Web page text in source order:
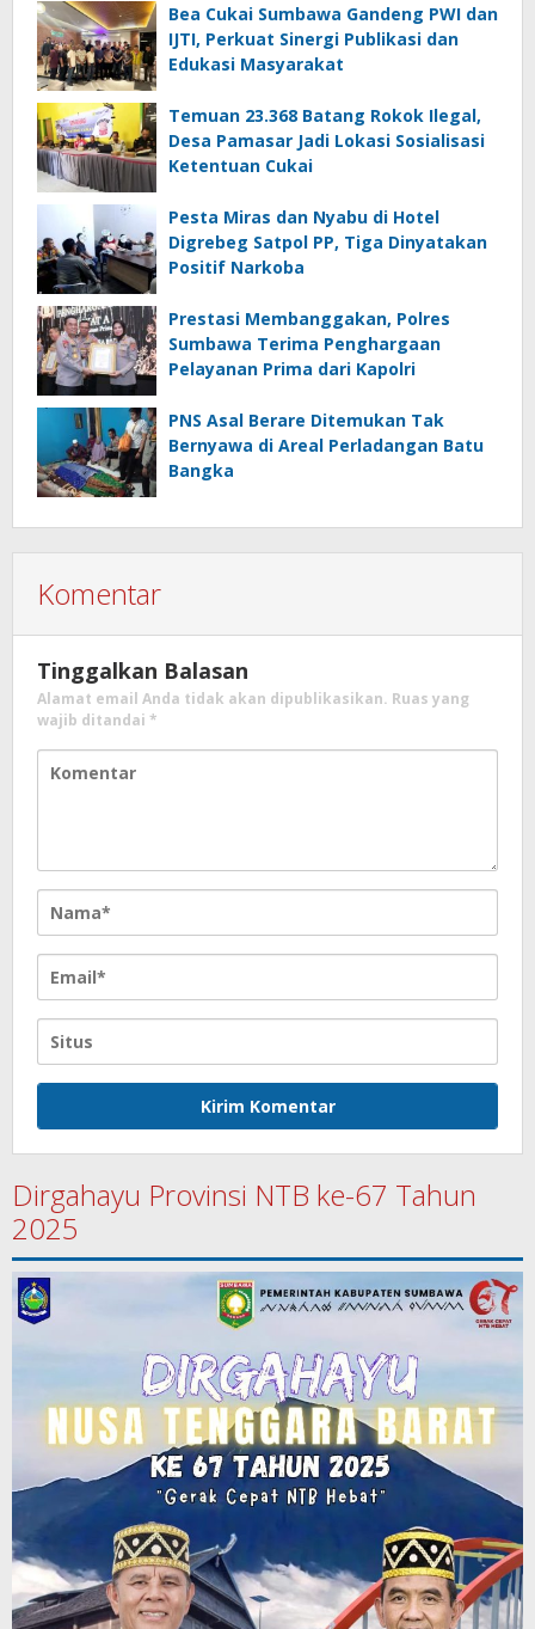
Bea Cukai Sumbawa Gandeng PWI dan
IJTI, Perkuat Sinergi Publikasi dan
Edukasi Masyarakat
Temuan 23.368 Batang Rokok Ilegal,
Desa Pamasar Jadi Lokasi Sosialisasi
Ketentuan Cukai
Pesta Miras dan Nyabu di Hotel
Digrebeg Satpol PP, Tiga Dinyatakan
Positif Narkoba
Prestasi Membanggakan, Polres
Sumbawa Terima Penghargaan
Pelayanan Prima dari Kapolri
PNS Asal Berare Ditemukan Tak
Bernyawa di Areal Perladangan Batu
Bangka
Komentar
Tinggalkan Balasan
Alamat email Anda tidak akan dipublikasikan. Ruas yang
wajib ditandai *
Dirgahayu Provinsi NTB ke-67 Tahun
2025